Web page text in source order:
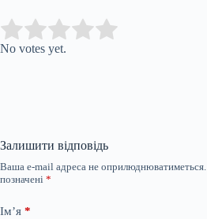
Rate this item:
No votes yet.
Залишити відповідь
Ваша e-mail адреса не оприлюднюватиметься.
позначені *
Ім’я *